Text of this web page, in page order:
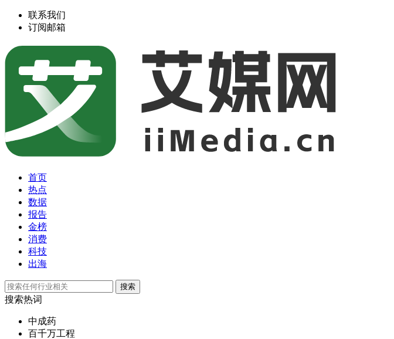
联系我们
订阅邮箱
首页
热点
数据
报告
金榜
消费
科技
出海
搜索
搜索热词
中成药
百千万工程